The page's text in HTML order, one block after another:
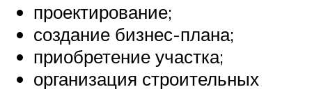
проектирование;
создание бизнес-плана;
приобретение участка;
организация строительных